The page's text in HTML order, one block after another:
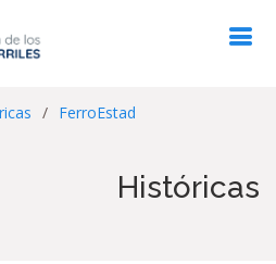
FerroEstad
Históricas